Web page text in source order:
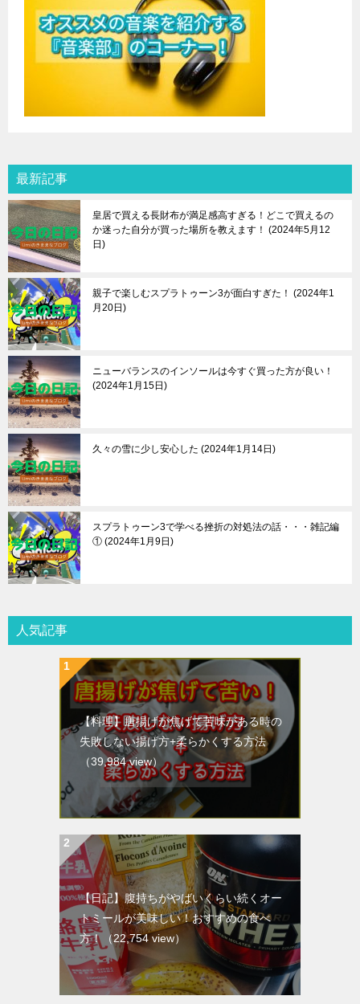
最新記事
皇居で買える長財布が満足感高すぎる！どこで買えるの
か迷った自分が買った場所を教えます！
2024年5月12
日
親子で楽しむスプラトゥーン3が面白すぎた！
2024年1
月20日
ニューバランスのインソールは今すぐ買った方が良い！
2024年1月15日
久々の雪に少し安心した 2024年1月14日
スプラトゥーン3で学べる挫折の対処法の話・・・雑記編
① 2024年1月9日
人気記事
【料理】唐揚げが焦げて苦味がある時の
失敗しない揚げ方+柔らかくする方法
（39,984 view）
【日記】腹持ちがやばいくらい続くオー
トミールが美味しい！おすすめの食べ
方！
（22,754 view）